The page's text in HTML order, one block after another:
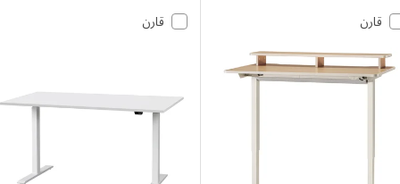
قارن قارن